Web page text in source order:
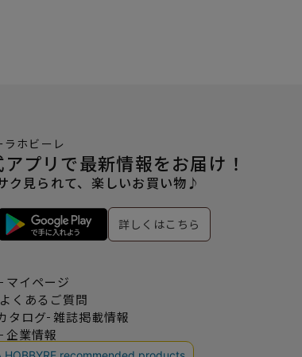
ラホビーレ
プリで最新情報をお届け！
ク見られて、楽しいお買い物♪
詳しくはこちら
マイページ
くあるご質問
タログ 雑誌掲載情報
企業情報
利用規約